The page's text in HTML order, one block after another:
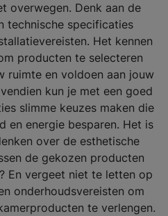
overwegen. Denk aan de
technische specificaties
Het kennen
producten te selecteren
ruimte en voldoen aan jouw
kun je met een goed
slimme keuzes maken die
en energie besparen. Het is
over de esthetische
de gekozen producten
En vergeet niet te letten op
onderhoudsvereisten om
te verlengen.